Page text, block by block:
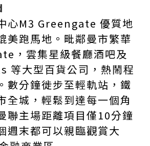
心M3 Greengate 優質地
美跑馬地。毗鄰曼市繁華
，雲集星級餐廳酒吧及
等大型百貨公司，熱鬧程
數分鐘徙步至輕軌站，鐵
全城，輕鬆到達每一個角
聯主場距離項目僅10分鐘
週末都可以親臨觀賞大